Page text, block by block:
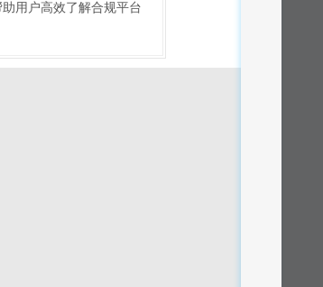
用户高效了解合规平台